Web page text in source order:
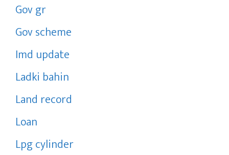
Gov gr
Gov scheme
Imd update
Ladki bahin
Land record
Loan
Lpg cylinder